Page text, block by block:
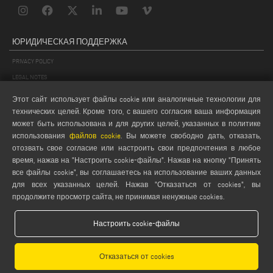
а также защиты ваших прав, описанных в нем. Персональные
телематических и/или бумажных средств, а также с применением
мер безопасности, обеспечивающих конфиденциальность
персональных данных и предотвращающих неправомерный
доступ к ним неуполномоченных лиц.
4. ПЕРЕДАЧА ДАННЫХ
Для достижения целей, описанных в пункте 2 выше,
обрабатываемые персональные данные будут известны
сотрудникам, ассимилированному персоналу и сотрудникам
Контроллера, которые будут выступать в качестве
уполномоченных лиц для обработки персональных данных.
Кроме того, ваши персональные данные могут обрабатываться
третьими лицами, относящимися, например, к следующим
компьютерными системами, поставщики логистических услуг,
рекламные агентства или другие поставщики услуг;
ЮРИДИЧЕСКАЯ ПОДДЕРЖКА
PRIVACY POLICY
LEGAL NOTES
GENERAL TERMS AND CONDITIONS OF SALE
GENERAL TERMS AND CONDITION OF DISTRIBUTION
НАСТРОЙКИ COOKIES
Emmegi S.p.a. - Via Archimede, 10 - 41019 - Limidi di Soliera (MO) - ITALY -
tel +39 059 895411- P.Iva/C.Fisc 01978870366
Capitale Sociale € 2.080.000,00 i.v. - Nr. Identificazione I.V.A. IT 01978870366 - R.I.
Modena 01978870366 - R.E.A Modena 256411
Этот сайт использует файлы cookie или аналогичные технологии для
технических целей. Кроме того, с вашего согласия ваша информация
может быть использована и для других целей, указанных в политике
использования файлов cookie. Вы можете свободно дать, отказать,
отозвать свое согласие или настроить свои предпочтения в любое
время, нажав на "Настроить cookie-файлы". Нажав на кнопку "Принять
все файлы cookie", вы соглашаетесь на использование ваших данных
для всех указанных целей. Нажав "Отказаться от cookies", вы
продолжите просмотр сайта, не принимая ненужные cookies.
Настроить cookie-файлы
Отказаться от cookies